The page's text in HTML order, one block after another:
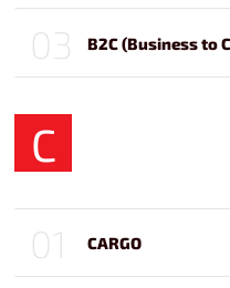
03 B2C (Business to
C
01 CARGO